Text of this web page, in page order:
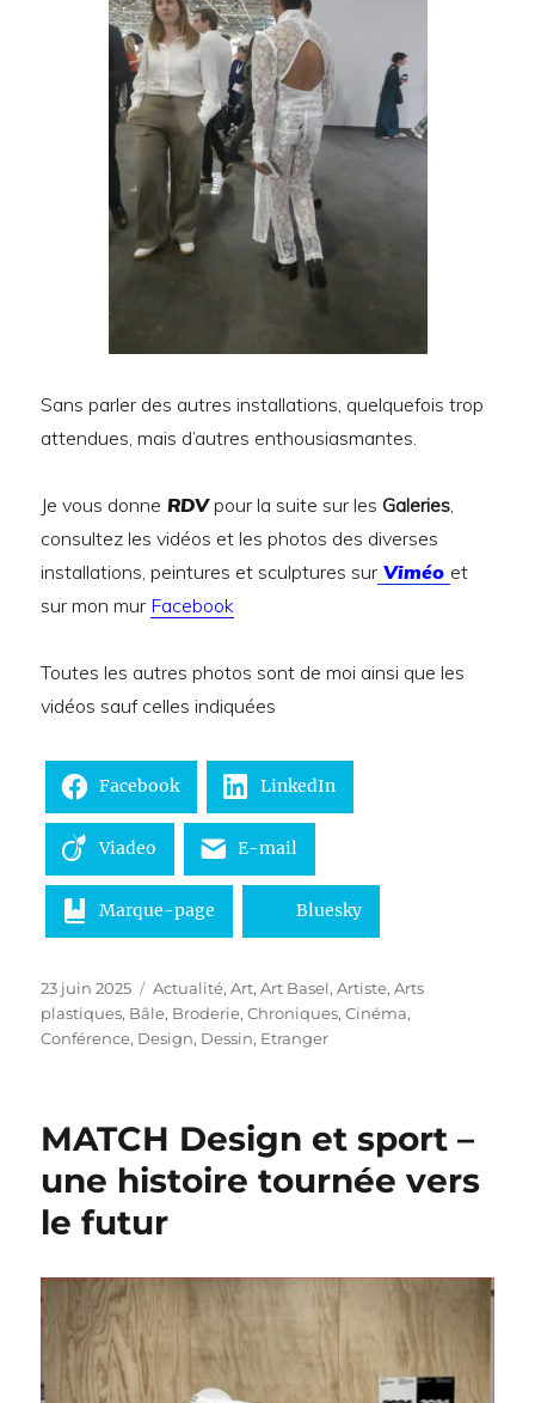
Sans parler des autres installations, quelquefois trop
attendues, mais d’autres enthousiasmantes.
Je vous donne RDVpour la suite sur les Galeries
consultez les vidéos et les photos des diverses
installations, peintures et sculptures sur Viméo et
sur mon mur Facebook
Toutes les autres photos sont de moi ainsi que les
vidéos sauf celles indiquées
Facebook LinkedIn
Viadeo E-mail
Marque-page Bluesky
Publié
le
23 juin 2025 Catégories
Actualité,Art,Art Basel,Artiste,Arts
plastiques, Bâle, Broderie,Chroniques,Cinéma,
Conférence, Design, Dessin, Etranger
MATCH Design et sport –
une histoire tournée vers
le futur